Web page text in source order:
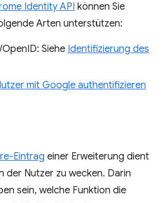
Identity API können Sie
Arten unterstützen:
Siehe Identifizierung des
mit Google authentifizieren
Eintrag einer Erweiterung dient
der Nutzer zu wecken. Darin
sein, welche Funktion die